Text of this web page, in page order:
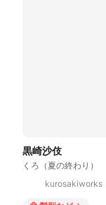
黒崎沙伎
くろ（夏の終わり）
kurosakiworks